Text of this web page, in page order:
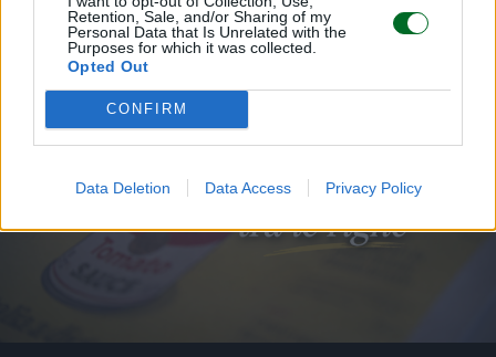
Retention, Sale, and/or Sharing of my
Personal Data that Is Unrelated with the
Purposes for which it was collected.
Opted Out
CONFIRM
Data Deletion Data Access Privacy Policy